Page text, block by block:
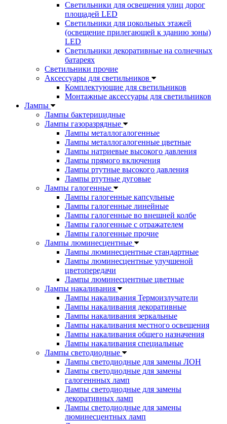
Светильники для освещения улиц дорог
площадей LED
Светильники для цокольных этажей
(освещение прилегающей к зданию зоны)
LED
Светильники декоративные на солнечных
батареях
Светильники прочие
Аксессуары для светильников
Комплектующие для светильников
Монтажные аксессуары для светильников
Лампы
Лампы бактерицидные
Лампы газоразрядные
Лампы металлогалогенные
Лампы металлогалогенные цветные
Лампы натриевые высокого давления
Лампы прямого включения
Лампы ртутные высокого давления
Лампы ртутные дуговые
Лампы галогенные
Лампы галогенные капсульные
Лампы галогенные линейные
Лампы галогенные во внешней колбе
Лампы галогенные с отражателем
Лампы галогенные прочие
Лампы люминесцентные
Лампы люминесцентные стандартные
Лампы люминесцентные улучшеной
цветопередачи
Лампы люминесцентные цветные
Лампы накаливания
Лампы накаливания Термоизлучатели
Лампы накаливания декоративные
Лампы накаливания зеркальные
Лампы накаливания местного освещения
Лампы накаливания общего назначения
Лампы накаливания специальные
Лампы светодиодные
Лампы светодиодные для замены ЛОН
Лампы светодиодные для замены
галогеннных ламп
Лампы светодиодные для замены
декоративных ламп
Лампы светодиодные для замены
люминесцентных ламп